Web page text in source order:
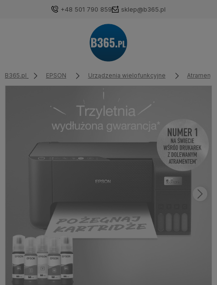
+48 501 790 859 sklep@b365.pl
B365.pl EPSON Urządzenia wielofunkcyjne